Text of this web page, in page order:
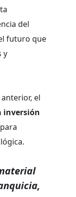
del
futuro que
y
el
inversión
para